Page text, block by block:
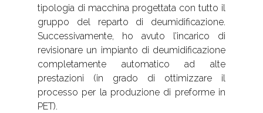
tipologia di macchina progettata con tutto il
gruppo del reparto di deumidificazione.
Successivamente, ho avuto l’incarico di
revisionare un impianto di deumidificazione
completamente automatico ad alte
prestazioni (in grado di ottimizzare il
processo per la produzione di preforme in
PET).